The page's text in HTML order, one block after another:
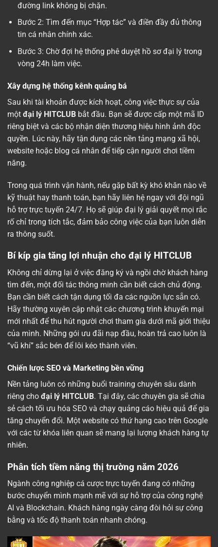
đường link không bị chặn.
Bước 2: Tìm đến mục “Hợp tác” và điền đầy đủ thông
tin cá nhân chính xác.
Bước 3: Chờ đợi hệ thống phê duyệt hồ sơ đại lý trong
vòng 24h làm việc.
Xây dựng hệ thống kênh quảng bá
Sau khi tài khoản được kích hoạt, công việc thực sự của
một đại lý HITCLUB bắt đầu. Bạn sẽ được cấp một mã ID
riêng biệt và các bộ nhận diện thương hiệu hình ảnh độc
quyền. Lúc này, hãy tận dụng các nền tảng mạng xã hội,
website hoặc blog cá nhân để tiếp cận người chơi tiềm
năng.
Trong quá trình vận hành, nếu gặp bất kỳ khó khăn nào về
kỹ thuật hay thanh toán, bạn hãy liên hệ ngay với đội ngũ
hỗ trợ trực tuyến 24/7. Họ sẽ giúp đại lý giải quyết mọi rắc
rố chỉ trong tích tắc, đảm bảo công việc của bạn luôn diễn
ra thông suốt.
Bí kíp gia tăng lợi nhuận cho đại lý HITCLUB
Không chỉ dừng lại ở việc đăng ký và ngồi chờ khách hàng
tìm đến, một đối tác thông minh cần biết cách chủ động.
Bạn cần biết cách tận dụng tối đa các nguồn lực sẵn có.
Hãy thường xuyên cập nhật các chương trình khuyến mại
mới nhất để thu hút người chơi tham gia dưới mã giới thiệu
của mình. Những gói ưu đãi nạp đầu, hoàn trả cao luôn là
“vũ khí” sắc bén để lôi kéo thành viên.
Chiến lược SEO và Marketing bền vững
Nền tảng luôn có những buổi training chuyên sâu dành
riêng cho đại lý HITCLUB. Tại đây, các chuyên gia sẽ chia
sẻ cách tối ưu hóa SEO và chạy quảng cáo hiệu quả để gia
tăng chuyển đổi. Một website có thứ hạng cao trên Google
với các từ khóa liên quan sẽ mang lại lượng khách hàng tự
nhiên.
Phân tích tiềm năng thị trường năm 2026
Ngành công nghiệp cá cược trực tuyến đang có những
bước chuyển mình mạnh mẽ với sự hỗ trợ của công nghệ
AI và Blockchain. Khách hàng ngày càng đòi hỏi sự công
bằng và tốc độ thanh toán nhanh chóng.